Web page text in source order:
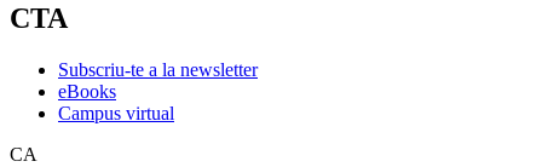
CTA
Subscriu-te a la newsletter
eBooks
Campus virtual
CA